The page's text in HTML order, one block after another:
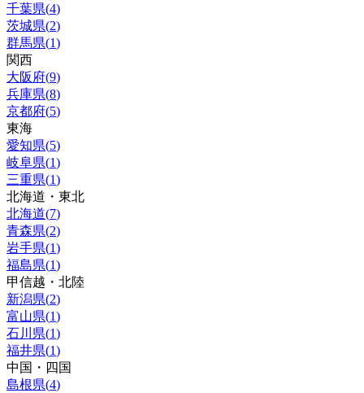
千葉県(4)
茨城県(2)
群馬県(1)
関西
大阪府(9)
兵庫県(8)
京都府(5)
東海
愛知県(5)
岐阜県(1)
三重県(1)
北海道・東北
北海道(7)
青森県(2)
岩手県(1)
福島県(1)
甲信越・北陸
新潟県(2)
富山県(1)
石川県(1)
福井県(1)
中国・四国
島根県(4)